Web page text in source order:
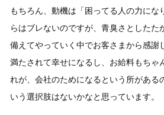
もちろん、動機は「困ってる人の力にな
らはブレないのですが、青臭さとしたた
備えてやっていく中でお客さまから感謝
満たされて幸せになるし、お給料もちゃ
れが、会社のためになるという所がある
いう選択肢はないかなと思っています。